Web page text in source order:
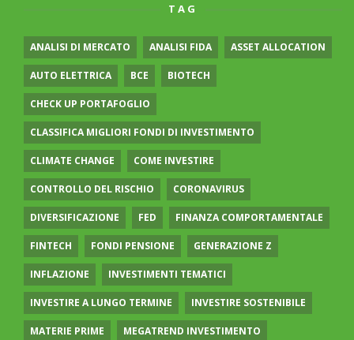
TAG
ANALISI DI MERCATO ANALISI FIDA ASSET ALLOCATION
AUTO ELETTRICA BCE BIOTECH
CHECK UP PORTAFOGLIO
CLASSIFICA MIGLIORI FONDI DI INVESTIMENTO
CLIMATE CHANGE COME INVESTIRE
CONTROLLO DEL RISCHIO CORONAVIRUS
DIVERSIFICAZIONE FED FINANZA COMPORTAMENTALE
FINTECH FONDI PENSIONE GENERAZIONE Z
INFLAZIONE INVESTIMENTI TEMATICI
INVESTIRE A LUNGO TERMINE INVESTIRE SOSTENIBILE
MATERIE PRIME MEGATREND INVESTIMENTO